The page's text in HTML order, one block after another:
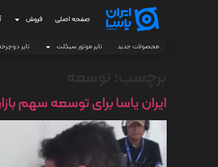
صفحه اصلی فروش
محصولات جدید تایر موتور سیکلت تایر
ایران یاسا برای توسعه سهم بازار داخلی